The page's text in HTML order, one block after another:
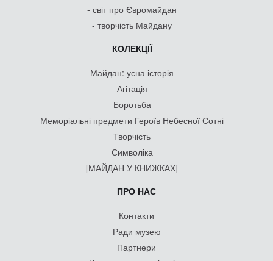
- світ про Євромайдан
- творчість Майдану
КОЛЕКЦІЇ
Майдан: усна історія
Агітація
Боротьба
Меморіальні предмети Героїв Небесної Сотні
Творчість
Символіка
[МАЙДАН У КНИЖКАХ]
ПРО НАС
Контакти
Ради музею
Партнери